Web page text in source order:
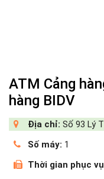
ATM Cảng
hàng BIDV
Địa chỉ: Số 93 Lý
Số máy: 1
Thời gian phục